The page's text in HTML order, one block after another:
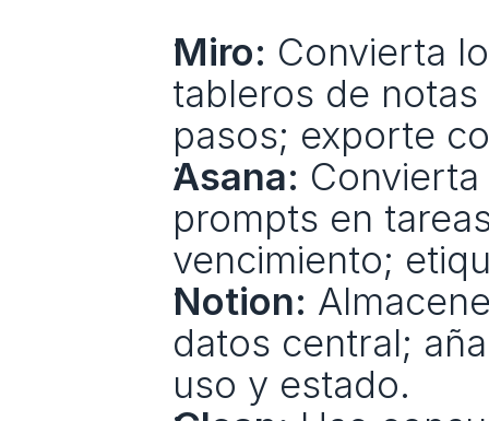
Miro: Convierta
tableros de
pasos; exporte
Asana:
prompts en
vencimiento;
Notion:
datos central;
uso y estado.